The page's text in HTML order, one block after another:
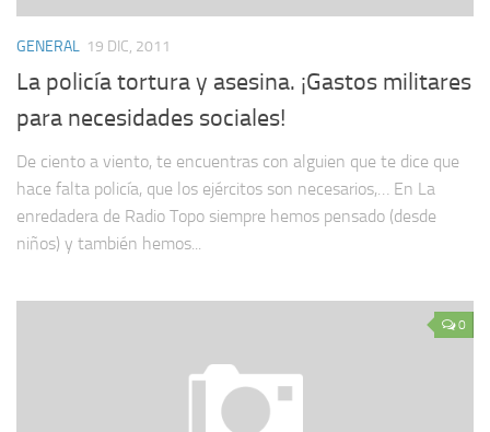
GENERAL 19 DIC, 2011
La policía tortura y asesina. ¡Gastos militares
para necesidades sociales!
De ciento a viento, te encuentras con alguien que te dice que
hace falta policía, que los ejércitos son necesarios,… En La
enredadera de Radio Topo siempre hemos pensado (desde
niños) y también hemos...
0